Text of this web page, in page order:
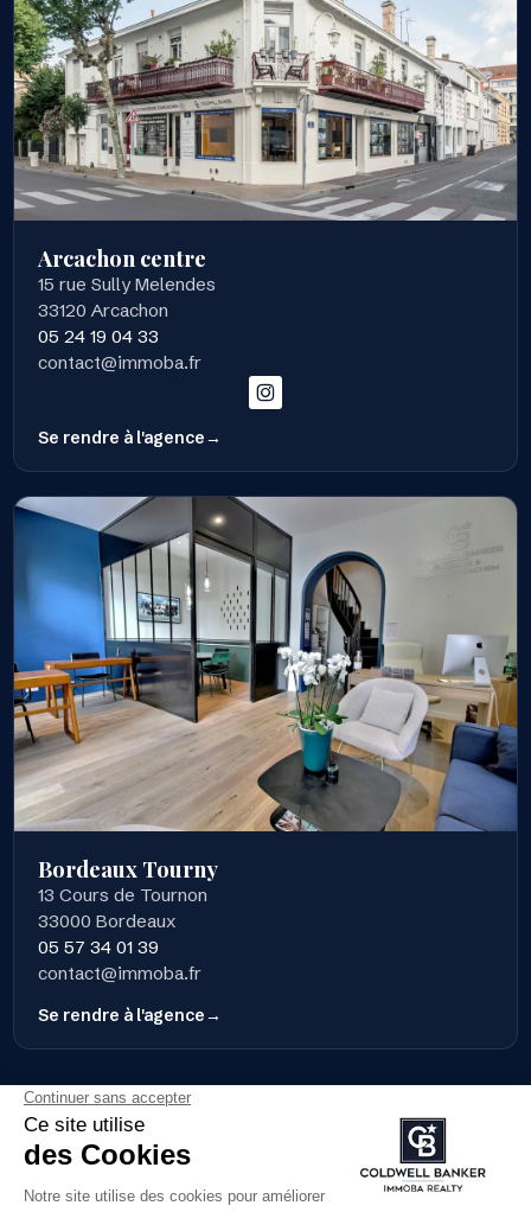
Arcachon centre
15 rue Sully Melendes
33120 Arcachon
05 24 19 04 33
contact@immoba.fr
Se rendre à l'agence
Bordeaux Tourny
13 Cours de Tournon
33000 Bordeaux
05 57 34 01 39
contact@immoba.fr
Se rendre à l'agence
Informations complémentaires
Guide localFAQ Équipe
Politique de confidentialité